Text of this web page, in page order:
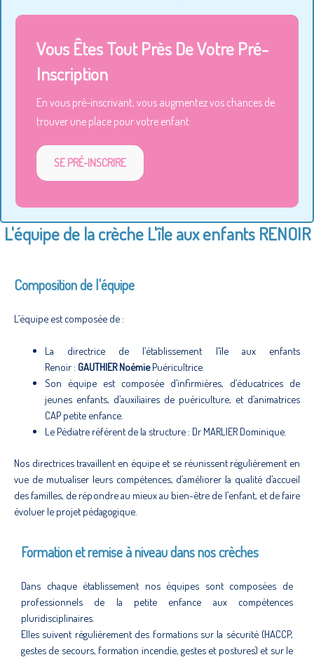
Vous Êtes Tout Près De Votre Pré-
Inscription
En vous pré-inscrivant, vous augmentez vos chances de
trouver une place pour votre enfant.
SE PRÉ-INSCRIRE
L'équipe de la crèche L'île aux enfants RENOIR
Composition de l'équipe
L’équipe est composée de :
La directrice de l’établissement l’île aux enfants
Renoir : GAUTHIER NoémiePuéricultrice.
Son équipe est composée d’infirmières, d’éducatrices de
jeunes enfants, d’auxiliaires de puériculture, et d’animatrices
CAP petite enfance.
Le Pédiatre référent de la structure : Dr MARLIER Dominique.
Nos directrices travaillent en équipe et se réunissent régulièrement en
vue de mutualiser leurs compétences, d’améliorer la qualité d’accueil
des familles, de répondre au mieux au bien-être de l’enfant, et de faire
évoluer le projet pédagogique.
Formation et remise à niveau dans nos crèches
Dans chaque établissement nos équipes sont composées de
professionnels de la petite enfance aux compétences
pluridisciplinaires.
Elles suivent régulièrement des formations sur la sécurité (HACCP,
gestes de secours, formation incendie, gestes et postures) et sur le